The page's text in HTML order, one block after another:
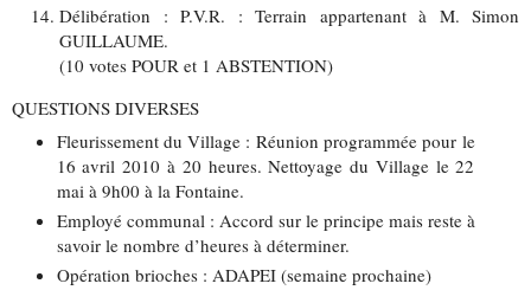
Délibération : P.V.R. : Terrain appartenant à M. Simon
GUILLAUME.
(10 votes POUR et 1 ABSTENTION)
QUESTIONS DIVERSES
Fleurissement du Village : Réunion programmée pour le
16 avril 2010 à 20 heures. Nettoyage du Village le 22
mai à 9h00 à la Fontaine.
Employé communal : Accord sur le principe mais reste à
savoir le nombre d’heures à déterminer.
Opération brioches : ADAPEI (semaine prochaine)